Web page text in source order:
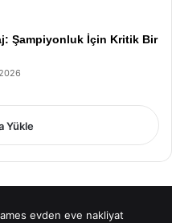
Şampiyonluk İçin Kritik Bir
Yükle
evden eve nakliyat